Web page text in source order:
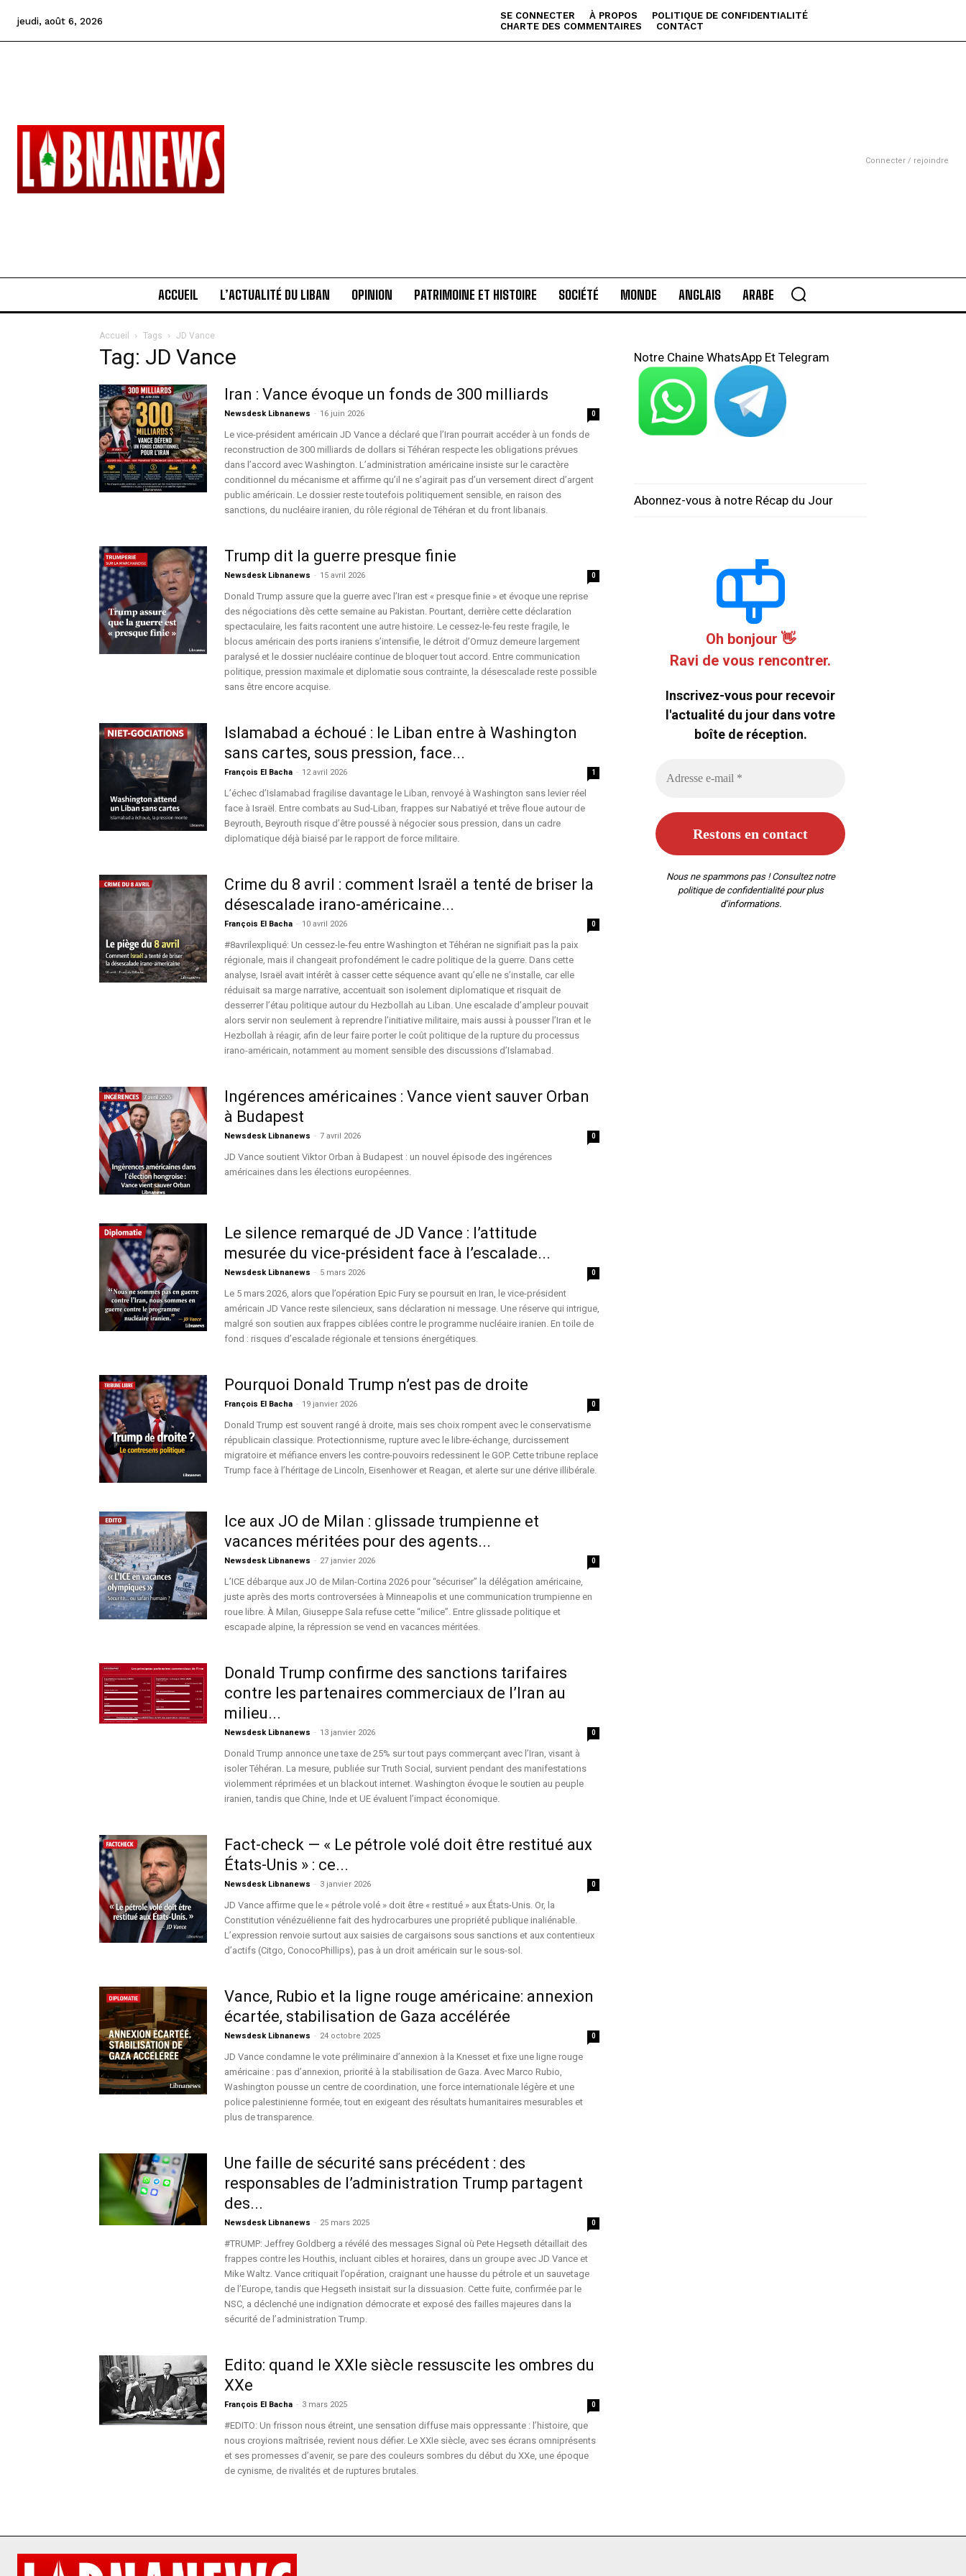
jeudi, août 6, 2026 SE CONNECTER À PROPOS
POLITIQUE DE CONFIDENTIALITÉ
CHARTE DES COMMENTAIRES
CONTACT
Connecter / rejoindre
ACCUEIL L’ACTUALITÉ DU LIBAN OPINION PATRIMOINE ET HISTOIRE SOCIÉTÉ MONDE ANGLAIS ARABE
Accueil Tags JD Vance
Tag: JD Vance
Iran : Vance évoque un fonds de 300 milliards
Newsdesk Libnanews - 16 juin 2026 0
Le vice-président américain JD Vance a déclaré que l’Iran pourrait accéder à un fonds de
reconstruction de 300 milliards de dollars si Téhéran respecte les obligations prévues
dans l’accord avec Washington. L’administration américaine insiste sur le caractère
conditionnel du mécanisme et affirme qu’il ne s’agirait pas d’un versement direct d’argent
public américain. Le dossier reste toutefois politiquement sensible, en raison des
sanctions, du nucléaire iranien, du rôle régional de Téhéran et du front libanais.
Trump dit la guerre presque finie
Newsdesk Libnanews - 15 avril 2026 0
Donald Trump assure que la guerre avec l’Iran est « presque finie » et évoque une reprise
des négociations dès cette semaine au Pakistan. Pourtant, derrière cette déclaration
spectaculaire, les faits racontent une autre histoire. Le cessez-le-feu reste fragile, le
blocus américain des ports iraniens s’intensifie, le détroit d’Ormuz demeure largement
paralysé et le dossier nucléaire continue de bloquer tout accord. Entre communication
politique, pression maximale et diplomatie sous contrainte, la désescalade reste possible
sans être encore acquise.
Islamabad a échoué : le Liban entre à Washington
sans cartes, sous pression, face...
François El Bacha - 12 avril 2026 1
L’échec d’Islamabad fragilise davantage le Liban, renvoyé à Washington sans levier réel
face à Israël. Entre combats au Sud-Liban, frappes sur Nabatiyé et trêve floue autour de
Beyrouth, Beyrouth risque d’être poussé à négocier sous pression, dans un cadre
diplomatique déjà biaisé par le rapport de force militaire.
Crime du 8 avril : comment Israël a tenté de briser la
désescalade irano-américaine...
François El Bacha - 10 avril 2026 0
#8avrilexpliqué: Un cessez-le-feu entre Washington et Téhéran ne signifiait pas la paix
régionale, mais il changeait profondément le cadre politique de la guerre. Dans cette
analyse, Israël avait intérêt à casser cette séquence avant qu’elle ne s’installe, car elle
réduisait sa marge narrative, accentuait son isolement diplomatique et risquait de
desserrer l’étau politique autour du Hezbollah au Liban. Une escalade d’ampleur pouvait
alors servir non seulement à reprendre l’initiative militaire, mais aussi à pousser l’Iran et le
Hezbollah à réagir, afin de leur faire porter le coût politique de la rupture du processus
irano-américain, notamment au moment sensible des discussions d’Islamabad.
Ingérences américaines : Vance vient sauver Orban
à Budapest
Newsdesk Libnanews - 7 avril 2026 0
JD Vance soutient Viktor Orban à Budapest : un nouvel épisode des ingérences
américaines dans les élections européennes.
Le silence remarqué de JD Vance : l’attitude
mesurée du vice-président face à l’escalade...
Newsdesk Libnanews - 5 mars 2026 0
Le 5 mars 2026, alors que l’opération Epic Fury se poursuit en Iran, le vice-président
américain JD Vance reste silencieux, sans déclaration ni message. Une réserve qui intrigue,
malgré son soutien aux frappes ciblées contre le programme nucléaire iranien. En toile de
fond : risques d’escalade régionale et tensions énergétiques.
Pourquoi Donald Trump n’est pas de droite
François El Bacha - 19 janvier 2026 0
Donald Trump est souvent rangé à droite, mais ses choix rompent avec le conservatisme
républicain classique. Protectionnisme, rupture avec le libre-échange, durcissement
migratoire et méfiance envers les contre-pouvoirs redessinent le GOP. Cette tribune replace
Trump face à l’héritage de Lincoln, Eisenhower et Reagan, et alerte sur une dérive illibérale.
Ice aux JO de Milan : glissade trumpienne et
vacances méritées pour des agents...
Newsdesk Libnanews - 27 janvier 2026 0
L’ICE débarque aux JO de Milan-Cortina 2026 pour “sécuriser” la délégation américaine,
juste après des morts controversées à Minneapolis et une communication trumpienne en
roue libre. À Milan, Giuseppe Sala refuse cette “milice”. Entre glissade politique et
escapade alpine, la répression se vend en vacances méritées.
Donald Trump confirme des sanctions tarifaires
contre les partenaires commerciaux de l’Iran au
milieu...
Newsdesk Libnanews - 13 janvier 2026 0
Donald Trump annonce une taxe de 25% sur tout pays commerçant avec l’Iran, visant à
isoler Téhéran. La mesure, publiée sur Truth Social, survient pendant des manifestations
violemment réprimées et un blackout internet. Washington évoque le soutien au peuple
iranien, tandis que Chine, Inde et UE évaluent l’impact économique.
Fact-check — « Le pétrole volé doit être restitué aux
États-Unis » : ce...
Newsdesk Libnanews - 3 janvier 2026 0
JD Vance affirme que le « pétrole volé » doit être « restitué » aux États-Unis. Or, la
Constitution vénézuélienne fait des hydrocarbures une propriété publique inaliénable.
L’expression renvoie surtout aux saisies de cargaisons sous sanctions et aux contentieux
d’actifs (Citgo, ConocoPhillips), pas à un droit américain sur le sous-sol.
Vance, Rubio et la ligne rouge américaine: annexion
écartée, stabilisation de Gaza accélérée
Newsdesk Libnanews - 24 octobre 2025 0
JD Vance condamne le vote préliminaire d’annexion à la Knesset et fixe une ligne rouge
américaine : pas d’annexion, priorité à la stabilisation de Gaza. Avec Marco Rubio,
Washington pousse un centre de coordination, une force internationale légère et une
police palestinienne formée, tout en exigeant des résultats humanitaires mesurables et
plus de transparence.
Une faille de sécurité sans précédent : des
responsables de l’administration Trump partagent
des...
Newsdesk Libnanews - 25 mars 2025 0
#TRUMP: Jeffrey Goldberg a révélé des messages Signal où Pete Hegseth détaillait des
frappes contre les Houthis, incluant cibles et horaires, dans un groupe avec JD Vance et
Mike Waltz. Vance critiquait l’opération, craignant une hausse du pétrole et un sauvetage
de l’Europe, tandis que Hegseth insistait sur la dissuasion. Cette fuite, confirmée par le
NSC, a déclenché une indignation démocrate et exposé des failles majeures dans la
sécurité de l’administration Trump.
Edito: quand le XXIe siècle ressuscite les ombres du
XXe
François El Bacha - 3 mars 2025 0
#EDITO: Un frisson nous étreint, une sensation diffuse mais oppressante : l’histoire, que
nous croyions maîtrisée, revient nous défier. Le XXIe siècle, avec ses écrans omniprésents
et ses promesses d’avenir, se pare des couleurs sombres du début du XXe, une époque
de cynisme, de rivalités et de ruptures brutales.
Notre Chaine WhatsApp Et Telegram
Abonnez-vous à notre Récap du Jour
Oh bonjour 👋
Ravi de vous rencontrer.
Inscrivez-vous pour recevoir
l'actualité du jour dans votre
boîte de réception.
Nous ne spammons pas ! Consultez notre
politique de confidentialitépour plus
d’informations.